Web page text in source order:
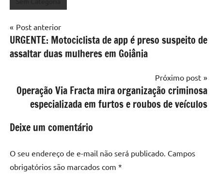
Navegação
de
Post
Post anterior
URGENTE: Motociclista de app é preso suspeito de
assaltar duas mulheres em Goiânia
Próximo post
Operação Via Fracta mira organização criminosa
especializada em furtos e roubos de veículos
Deixe um comentário
O seu endereço de e-mail não será publicado. Campos
obrigatórios são marcados com *